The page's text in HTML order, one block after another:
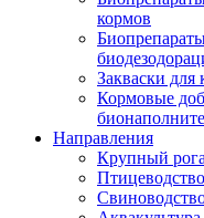
кормов
Закваски
Кормовые
Направления
Крупный
Птицеводство